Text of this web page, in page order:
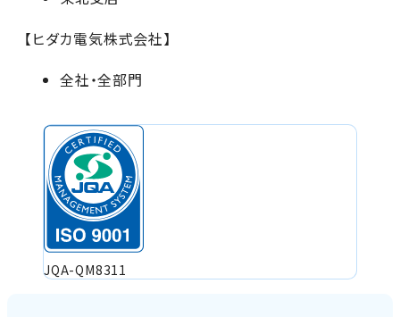
【ヒダカ電気株式会社】
全社・全部門
JQA-QM8311